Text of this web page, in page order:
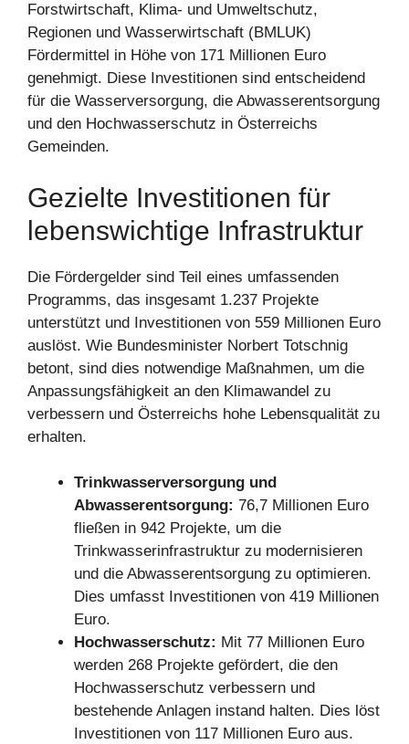
Forstwirtschaft, Klima- und Umweltschutz,
Regionen und Wasserwirtschaft (BMLUK)
Fördermittel in Höhe von 171 Millionen Euro
genehmigt. Diese Investitionen sind entscheidend
für die Wasserversorgung, die Abwasserentsorgung
und den Hochwasserschutz in Österreichs
Gemeinden.
Gezielte Investitionen für
lebenswichtige Infrastruktur
Die Fördergelder sind Teil eines umfassenden
Programms, das insgesamt 1.237 Projekte
unterstützt und Investitionen von 559 Millionen Euro
auslöst. Wie Bundesminister Norbert Totschnig
betont, sind dies notwendige Maßnahmen, um die
Anpassungsfähigkeit an den Klimawandel zu
verbessern und Österreichs hohe Lebensqualität zu
erhalten.
Trinkwasserversorgung und
Abwasserentsorgung: 76,7 Millionen Euro
fließen in 942 Projekte, um die
Trinkwasserinfrastruktur zu modernisieren
und die Abwasserentsorgung zu optimieren.
Dies umfasst Investitionen von 419 Millionen
Euro.
Hochwasserschutz: Mit 77 Millionen Euro
werden 268 Projekte gefördert, die den
Hochwasserschutz verbessern und
bestehende Anlagen instand halten. Dies löst
Investitionen von 117 Millionen Euro aus.